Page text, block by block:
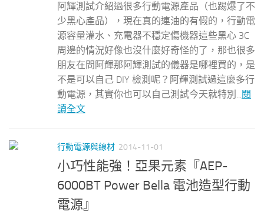
阿輝測試介紹過很多行動電源產品（也踢爆了不
少黑心產品），現在真的連油的有假的，行動電
源容量灌水、充電器不穩定傷機器這些黑心 3C
周邊的情況好像也沒什麼好奇怪的了，那也很多
朋友在問阿輝那阿輝測試的儀器是哪裡買的，是
不是可以自己 DIY 檢測呢？阿輝測試過這麼多行
動電源，其實你也可以自己測試今天就特別...閱
讀全文
行動電源與線材 2014-11-01
小巧性能強！亞果元素『AEP-
6000BT Power Bella 電池造型行動
電源』